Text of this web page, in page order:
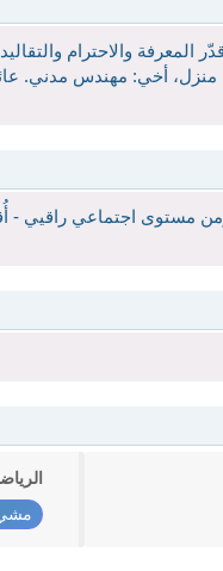
المعرفة والاحترام
منزل، أخي: مهندس مدني.
اجتماعي راقيي -
مشي